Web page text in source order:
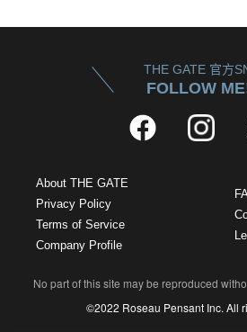
THE GATE 官方
FOLLOW
About THE GATE
Privacy Policy
Terms of Service
Company Profile
No part of this site may be reproduced
©2022 Roseau Pensant Inc. All